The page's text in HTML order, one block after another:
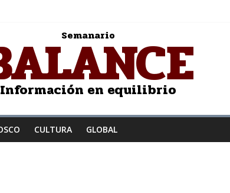
Semanario
Información en equilibrio
CULTURA GLOBAL